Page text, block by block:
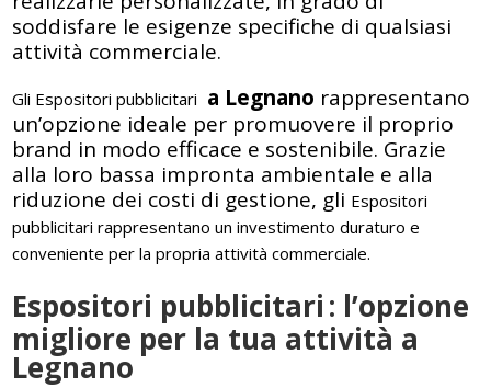
soddisfare le esigenze specifiche di qualsiasi
attività commerciale.
Gli Espositori pubblicitari a Legnano rappresentano
un’opzione ideale per promuovere il proprio
brand in modo efficace e sostenibile. Grazie
alla loro bassa impronta ambientale e alla
riduzione dei costi di gestione, gli Espositori
pubblicitari rappresentano un investimento duraturo e
conveniente per la propria attività commerciale.
Espositori pubblicitari: l’opzione
migliore per la tua attività a
Legnano